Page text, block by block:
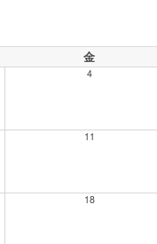
金
4
11
18